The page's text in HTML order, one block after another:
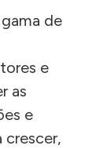
de
e
as
e
crescer,